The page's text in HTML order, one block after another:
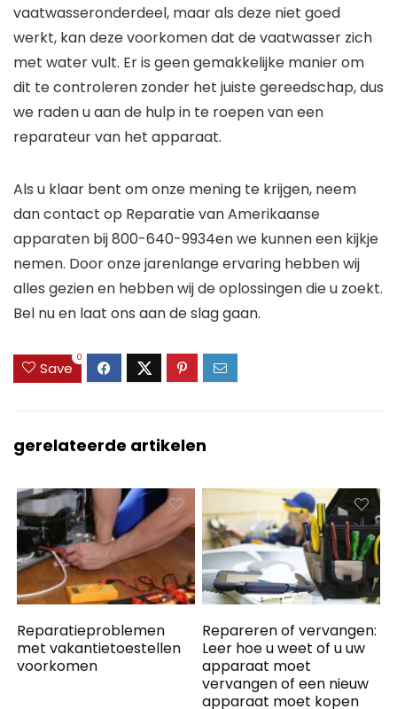
vaatwasseronderdeel, maar als deze niet goed
werkt, kan deze voorkomen dat de vaatwasser zich
met water vult. Er is geen gemakkelijke manier om
dit te controleren zonder het juiste gereedschap, dus
we raden u aan de hulp in te roepen van een
reparateur van het apparaat.
Als u klaar bent om onze mening te krijgen, neem
dan contact op Reparatie van Amerikaanse
apparaten bij800-640-9934en we kunnen een kijkje
nemen. Door onze jarenlange ervaring hebben wij
alles gezien en hebben wij de oplossingen die u zoekt.
Bel nu en laat ons aan de slag gaan.
Save
0
gerelateerde artikelen
Reparatieproblemen
met vakantietoestellen
voorkomen
Repareren of vervangen:
Leer hoe u weet of u uw
apparaat moet
vervangen of een nieuw
apparaat moet kopen